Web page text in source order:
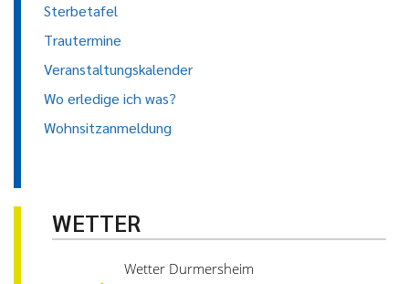
Sterbetafel
Trautermine
Veranstaltungskalender
Wo erledige ich was?
Wohnsitzanmeldung
WETTER
Wetter Durmersheim